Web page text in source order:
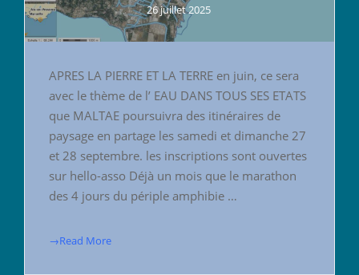
26 juillet 2025
APRES LA PIERRE ET LA TERRE en juin, ce sera
avec le thème de l’ EAU DANS TOUS SES ETATS
que MALTAE poursuivra des itinéraires de
paysage en partage les samedi et dimanche 27
et 28 septembre. les inscriptions sont ouvertes
sur hello-asso Déjà un mois que le marathon
des 4 jours du périple amphibie …
→Read More